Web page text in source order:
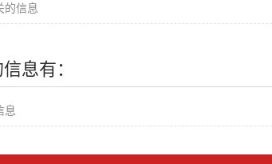
的信息
息有：
息